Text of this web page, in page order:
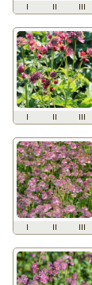
I II III
I II III
I II III